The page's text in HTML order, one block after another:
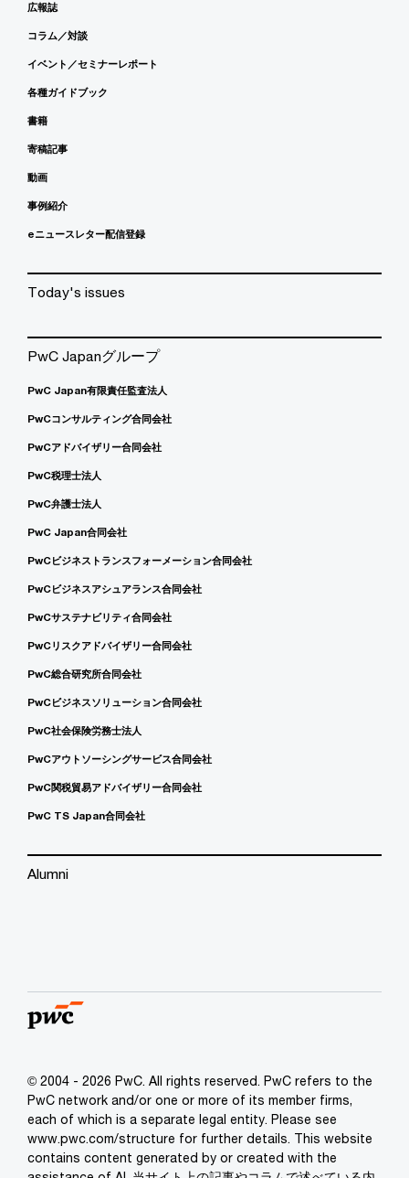
広報誌
コラム／対談
イベント／セミナーレポート
各種ガイドブック
書籍
寄稿記事
動画
事例紹介
eニュースレター配信登録
Today's issues
PwC Japanグループ
PwC Japan有限責任監査法人
PwCコンサルティング合同会社
PwCアドバイザリー合同会社
PwC税理士法人
PwC弁護士法人
PwC Japan合同会社
PwCビジネストランスフォーメーション合同会社
PwCビジネスアシュアランス合同会社
PwCサステナビリティ合同会社
PwCリスクアドバイザリー合同会社
PwC総合研究所合同会社
PwCビジネスソリューション合同会社
PwC社会保険労務士法人
PwCアウトソーシングサービス合同会社
PwC関税貿易アドバイザリー合同会社
PwC TS Japan合同会社
Alumni
© 2004 - 2026 PwC. All rights reserved. PwC refers to the
PwC network and/or one or more of its member firms,
each of which is a separate legal entity. Please see
www.pwc.com/structure for further details. This website
contains content generated by or created with the